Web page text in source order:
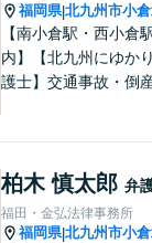
福岡県|北九州市小
【南小倉駅・西小倉
内】【北九州にゆか
護士】交通事故・倒
本質把握から解決に
懇切丁寧に対応しま
建士資格あり】
柏木 慎太郎 弁
福田・金弘法律事務所
福岡県|北九州市小